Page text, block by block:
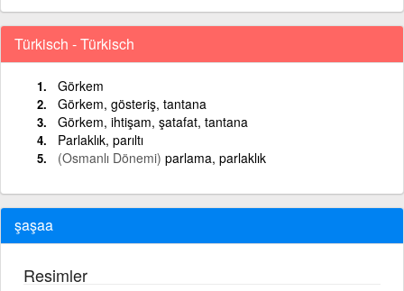
Türkisch - Türkisch
Görkem
Görkem, gösteriş, tantana
Görkem, ihtişam, şatafat, tantana
Parlaklık, parıltı
(Osmanlı Dönemi) parlama, parlaklık
şaşaa
Resimler